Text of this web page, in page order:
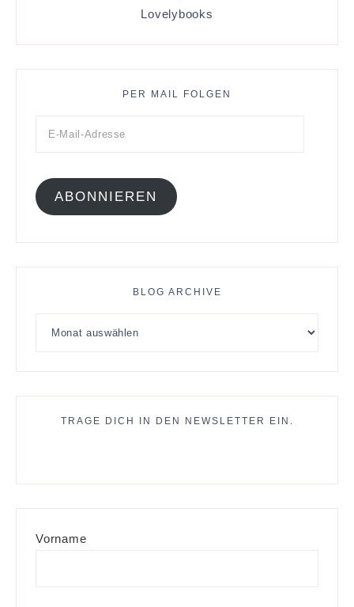
Lovelybooks
PER MAIL FOLGEN
ABONNIEREN
BLOG ARCHIVE
TRAGE DICH IN DEN NEWSLETTER EIN.
Vorname